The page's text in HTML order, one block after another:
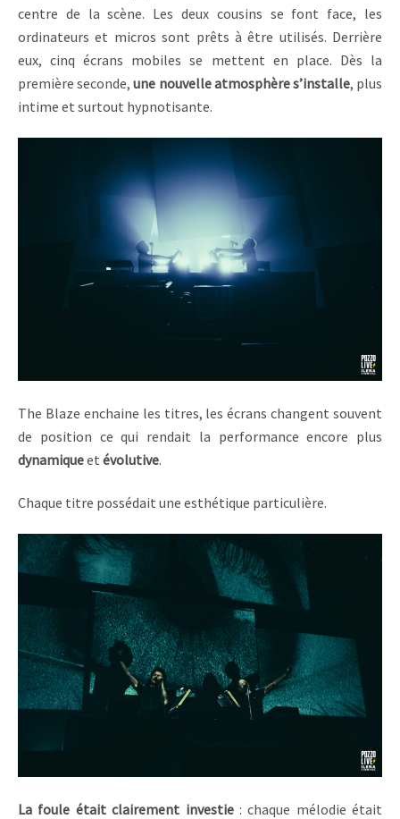
centre de la scène. Les deux cousins se font face, les
ordinateurs et micros sont prêts à être utilisés. Derrière
eux, cinq écrans mobiles se mettent en place. Dès la
première seconde,une nouvelle atmosphère s’installe, plus
intime et surtout hypnotisante.
The Blaze enchaine les titres, les écrans changent souvent
de position ce qui rendait la performance encore plus
dynamiqueet évolutive.
Chaque titre possédait une esthétique particulière.
La foule était clairement investie: chaque mélodie était